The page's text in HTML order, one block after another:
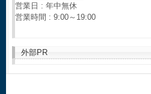
営業日 : 年中無休
営業時間 : 9:00～19:00
外部PR